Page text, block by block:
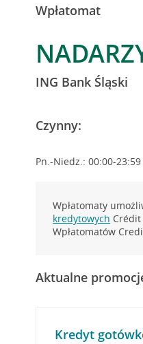
Wpłatomat
ING Bank Śląski
Czynny:
Pn.-Niedz.: 00:00-23:59
Wpłatomaty
kredytowych
Wpłatomatów
Aktualne
Kredyt